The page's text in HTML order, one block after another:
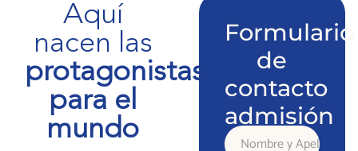
Aquí
nacen las
protagonistas
para el
mundo
Formulario
de
contacto
admisión
Nombre